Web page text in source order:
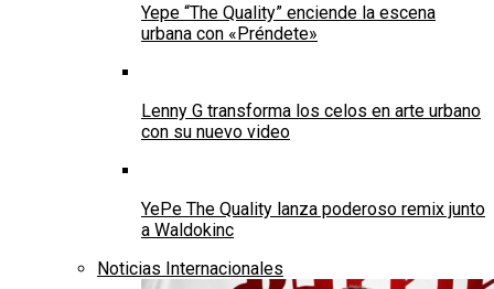
Yepe “The Quality” enciende la escena
urbana con «Préndete»
Lenny G transforma los celos en arte urbano
con su nuevo video
YePe The Quality lanza poderoso remix junto
a Waldokinc
Noticias Internacionales